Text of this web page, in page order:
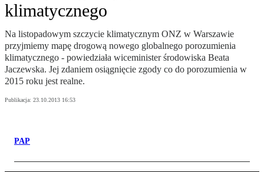
klimatycznego
Na listopadowym szczycie klimatycznym ONZ w Warszawie
przyjmiemy mapę drogową nowego globalnego porozumienia
klimatycznego - powiedziała wiceminister środowiska Beata
Jaczewska. Jej zdaniem osiągnięcie zgody co do porozumienia w
2015 roku jest realne.
Publikacja: 23.10.2013 16:53
PAP